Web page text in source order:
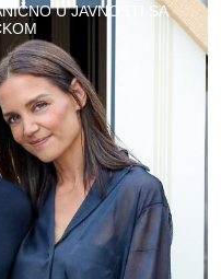
U JAVNOSTI SA